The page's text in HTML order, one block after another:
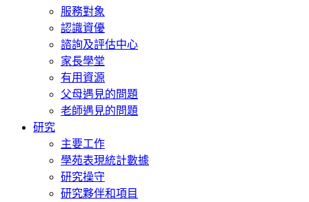
服務對象
認識資優
諮詢及評估中心
家長學堂
有用資源
父母遇見的問題
老師遇見的問題
研究
主要工作
學苑表現統計數據
研究操守
研究夥伴和項目